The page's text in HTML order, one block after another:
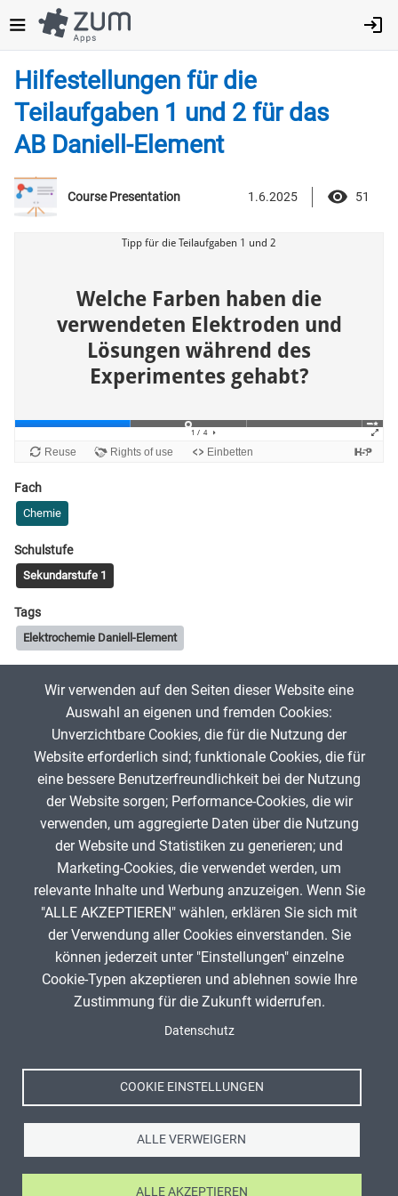
zum
Inhalt
Hilfestellungen für die
Teilaufgaben 1 und 2 für das
AB Daniell-Element
Course Presentation 1.6.2025 51
Fach
Chemie
Schulstufe
Sekundarstufe 1
Tags
Elektrochemie Daniell-Element
sassch99 1. Juni 2025
App melden
Infos zum Urheberrecht
Titel, Jahr:Lösung Daniell-Element
sassch99 (Author)
Dedication
https://apps.zum.de/apps/41715
ANZEIGE
Spenden
Impressum
Wir verwenden auf den Seiten dieser Website eine
Auswahl an eigenen und fremden Cookies:
Unverzichtbare Cookies, die für die Nutzung der
Website erforderlich sind; funktionale Cookies, die für
eine bessere Benutzerfreundlichkeit bei der Nutzung
der Website sorgen; Performance-Cookies, die wir
verwenden, um aggregierte Daten über die Nutzung
der Website und Statistiken zu generieren; und
Marketing-Cookies, die verwendet werden, um
relevante Inhalte und Werbung anzuzeigen. Wenn Sie
"ALLE AKZEPTIEREN" wählen, erklären Sie sich mit
der Verwendung aller Cookies einverstanden. Sie
können jederzeit unter "Einstellungen" einzelne
Cookie-Typen akzeptieren und ablehnen sowie Ihre
Zustimmung für die Zukunft widerrufen.
Datenschutz
COOKIE EINSTELLUNGEN
ALLE VERWEIGERN
ALLE AKZEPTIEREN